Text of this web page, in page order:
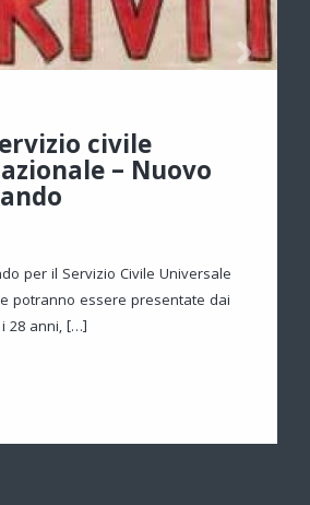
civile
– Nuovo
per il Servizio Civile Universale
potranno essere presentate dai
28 anni, […]